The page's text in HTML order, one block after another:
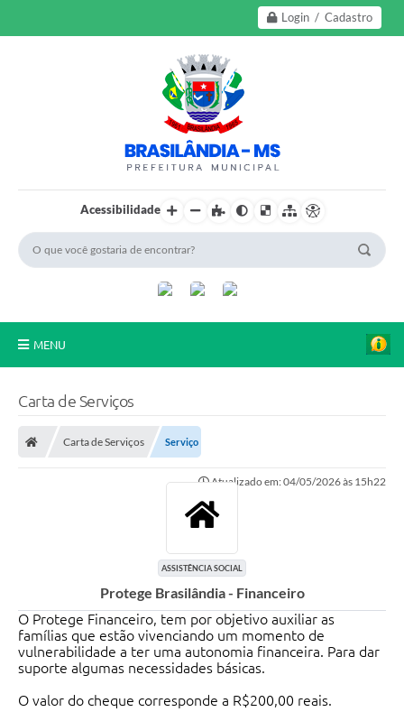
Login / Cadastro
Acessibilidade
MENU
Tributação
Diário Oficial
Outros Editais
Carta de Serviços
Carta de Serviços Serviço
Atualizado em: 04/05/2026 às 15h22
ASSISTÊNCIA SOCIAL
Protege Brasilândia - Financeiro
O Protege Financeiro, tem por objetivo auxiliar as
famílias que estão vivenciando um momento de
vulnerabilidade a ter uma autonomia financeira. Para dar
suporte algumas necessidades básicas.
O valor do cheque corresponde a R$200,00 reais.